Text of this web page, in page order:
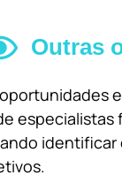
Outras
especialistas